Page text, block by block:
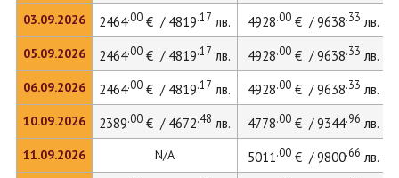
03.09.2026
05.09.2026
06.09.2026
10.09.2026
11.09.2026
2464.00€ / 4819.17 лв. 4928.00€ / 9638.33 лв.
2464.00€ / 4819.17 лв. 4928.00€ / 9638.33 лв.
2464.00€ / 4819.17 лв. 4928.00€ / 9638.33 лв.
2389.00€ / 4672.48 лв. 4778.00€ / 9344.96 лв.
N/A 5011.00€ / 9800.66 лв.